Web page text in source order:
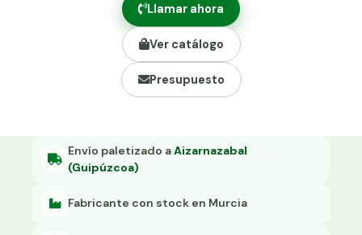
Abrazadera PVC malla H.
Grapa malla H.
Grapadora
Tensor galvanizado
Llamar ahora
Ver catálogo
Presupuesto
Envío paletizado aAizarnazabal
(Guipúzcoa)
Fabricante con stock en Murcia